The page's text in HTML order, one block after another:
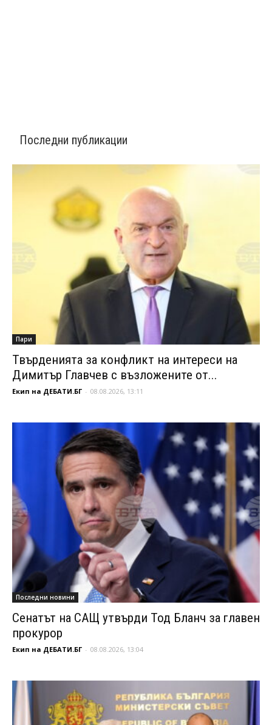
Последни публикации
Пари
Твърденията за конфликт на интереси на
Димитър Главчев с възложените от...
Екип на ДЕБАТИ.БГ - 08.08.2026, 13:11
Последни новини
Сенатът на САЩ утвърди Тод Бланч за главен
прокурор
Екип на ДЕБАТИ.БГ - 08.08.2026, 13:04